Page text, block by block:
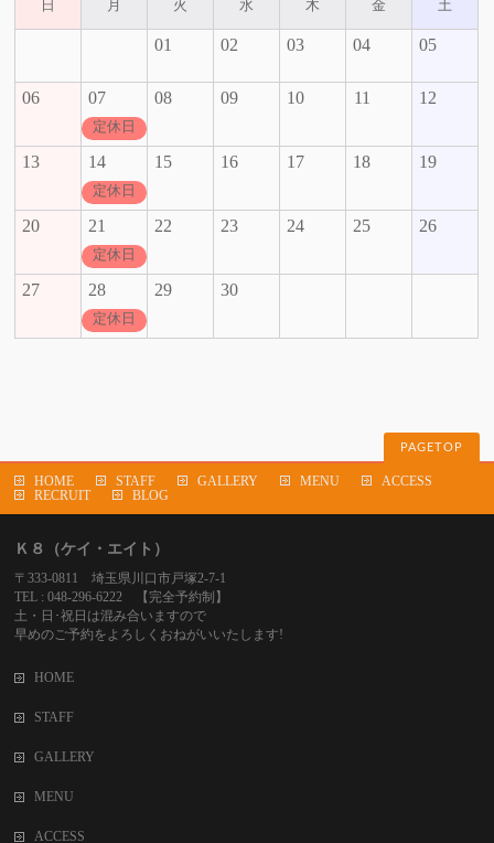
日 月 火 水 木 金 土
01 02 03 04 05
06 07
定休日
08 09 10 11 12
13 14
定休日
15 16 17 18 19
20 21
定休日
22 23 24 25 26
27 28
定休日
29 30
PAGETOP
HOME STAFF GALLERY MENU
ACCESS
RECRUIT
BLOG
Ｋ８（ケイ・エイト）
〒333-0811 埼玉県川口市戸塚2-7-1
TEL : 048-296-6222 【完全予約制】
土・日･祝日は混み合いますので
早めのご予約をよろしくおねがいいたします!
HOME
STAFF
GALLERY
MENU
ACCESS